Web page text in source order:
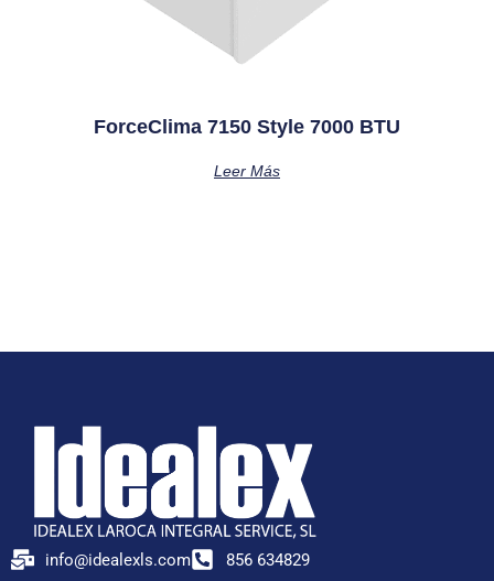
ForceClima 7150 Style 7000 BTU
Leer Más
info@idealexls.com 856 634829